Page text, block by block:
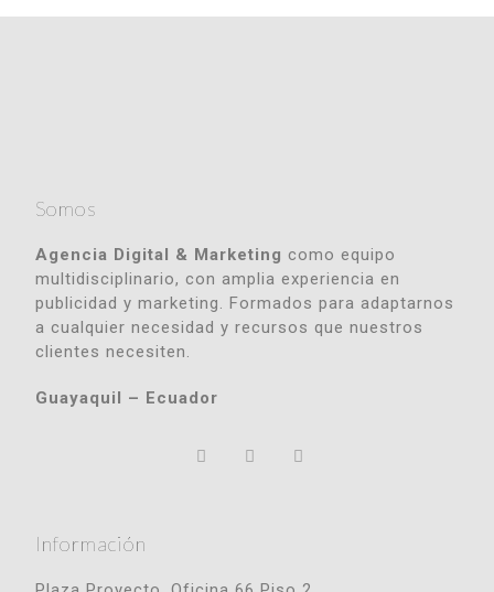
Somos
Agencia Digital & Marketing como equipo
multidisciplinario, con amplia experiencia en
publicidad y marketing. Formados para adaptarnos
a cualquier necesidad y recursos que nuestros
clientes necesiten.
Guayaquil – Ecuador
Información